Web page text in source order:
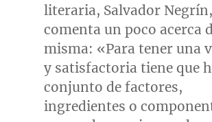
literaria, Salvador
comenta un poco acerca
misma: «Para tener una
y satisfactoria tiene que
conjunto de factores,
ingredientes o